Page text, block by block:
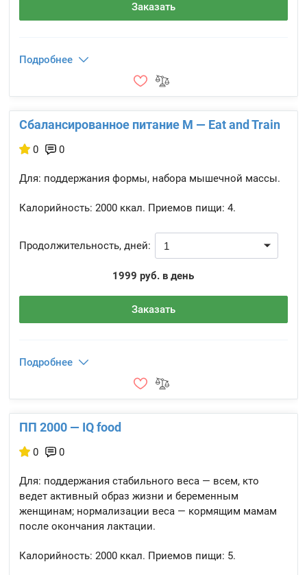
Заказать
Подробнее
Сбалансированное питание M — Eat and Train
0 0
Для: поддержания формы, набора мышечной массы.
Калорийность: 2000 ккал. Приемов пищи: 4.
Продолжительность, дней:
1999 руб. в день
Заказать
Подробнее
ПП 2000 — IQ food
0 0
Для: поддержания стабильного веса — всем, кто
ведет активный образ жизни и беременным
женщинам; нормализации веса — кормящим мамам
после окончания лактации.
Калорийность: 2000 ккал. Приемов пищи: 5.